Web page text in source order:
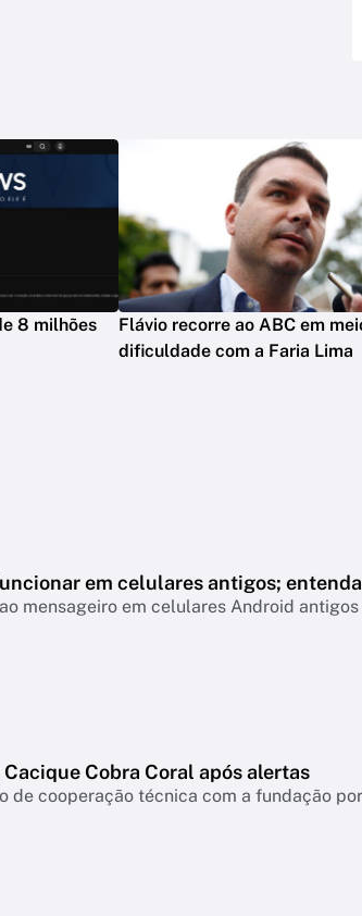
8 milhões
Flávio recorre ao ABC em
dificuldade com a Faria Lima
em celulares antigos; entenda
mensageiro em celulares Android
Cobra Coral após alertas
de cooperação técnica com a fundação